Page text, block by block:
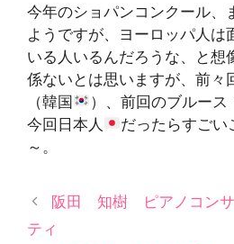
今年のショパンコンクール、
ようですが、ヨーロッパ人は
いる人いるんだろうな、と想
係ないとは思いますが、前々
（韓国
）、前回のブルース
今回日本人
だったらすごい
～。
阪田 知樹 ピアノコンサ
ティ